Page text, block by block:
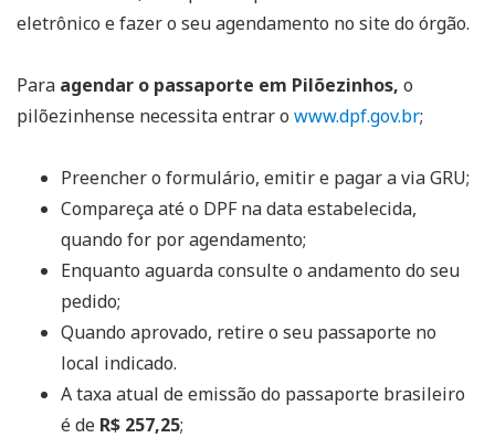
eletrônico e fazer o seu agendamento no site do órgão.
Para agendar o passaporte em Pilõezinhos, o
pilõezinhense necessita entrar o www.dpf.gov.br;
Preencher o formulário, emitir e pagar a via GRU;
Compareça até o DPF na data estabelecida,
quando for por agendamento;
Enquanto aguarda consulte o andamento do seu
pedido;
Quando aprovado, retire o seu passaporte no
local indicado.
A taxa atual de emissão do passaporte brasileiro
é de R$ 257,25;